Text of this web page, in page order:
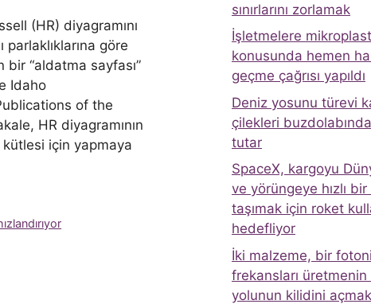
(HR) diyagramını
parlaklıklarına göre
bir “aldatma sayfası”
Idaho
of the
HR diyagramının
kütlesi için yapmaya
sınırlarını zorlamak
İşletmelere
konusunda hemen
geçme çağrısı yapıldı
Deniz yosunu türevi
çilekleri
tutar
SpaceX, kargoyu
ve yörüngeye hızlı
taşımak için roket
hedefliyor
İki malzeme, bir
frekansları
yolunun kilidini açmak